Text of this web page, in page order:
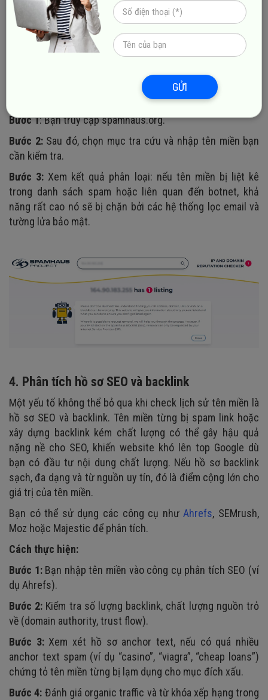
Spamhaus
Spamhaus là tổ chức quốc tế chuyên giám sát và cung
cấp dữ liệu về spam, botnet và các mối đe dọa an ninh
Bước 1: Bạn truy cập spamhaus.org.
Bước 2:Sau đó, chọn mục tra cứu và nhập tên miền bạn
cần kiểm tra.
Bước 3: Xem kết quả phân loại: nếu tên miền bị liệt kê
trong danh sách spam hoặc liên quan đến botnet, khả
năng rất cao nó sẽ bị chặn bởi các hệ thống lọc email và
tường lửa bảo mật.
4. Phân tích hồ sơ SEO và backlink
Một yếu tố không thể bỏ qua khi check lịch sử tên miền là
hồ sơ SEO và backlink. Tên miền từng bị spam link hoặc
xây dựng backlink kém chất lượng có thể gây hậu quả
nặng nề cho SEO, khiến website khó lên top Google dù
bạn có đầu tư nội dung chất lượng. Nếu hồ sơ backlink
sạch, đa dạng và từ nguồn uy tín, đó là điểm cộng lớn cho
giá trị của tên miền.
Bạn có thể sử dụng các công cụ nhưAhrefs, SEMrush,
Moz hoặc Majestic để phân tích.
Cách thực hiện:
Bước 1:Bạn nhập tên miền vào công cụ phân tích SEO (ví
dụ Ahrefs).
Bước 2: Kiểm tra số lượng backlink, chất lượng nguồn trỏ
về (domain authority, trust flow).
Bước 3:Xem xét hồ sơ anchor text, nếu có quá nhiều
anchor text spam (ví dụ “casino”, “viagra”, “cheap loans”)
chứng tỏ tên miền từng bị lạm dụng cho mục đích xấu.
Bước 4: Đánh giá organic traffic và từ khóa xếp hạng trong
GỬI